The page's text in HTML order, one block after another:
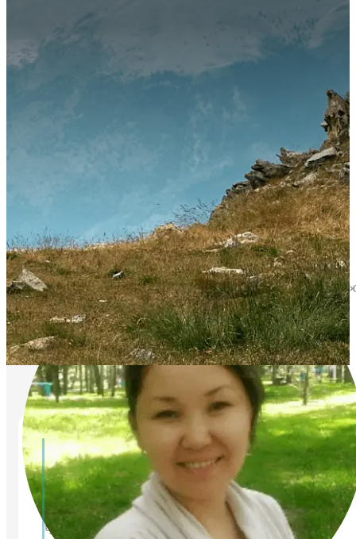
Финансовая грамотность
Что такое ГЭСВ и как её
рассчитать в 2026 году
Дана Қайыргелді
Эксперт по финансовой грамотности, Генеральный директор
TodayFinance Kazakhstan.
09.05.2024
27.04.2026
1712
4.8
Содержание
Что такое ГЭСВ простыми словами
Чем эффективная ставка отличается от номинальной
Что входит в расчёт ГЭСВ